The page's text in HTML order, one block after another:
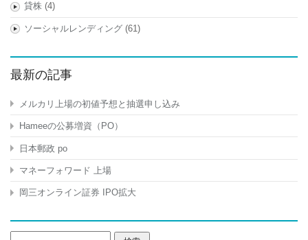
貸株(4)
ソーシャルレンディング(61)
最新の記事
メルカリ上場の初値予想と抽選申し込み
Hameeの公募増資（PO）
日本郵政 po
マネーフォワード 上場
岡三オンライン証券 IPO拡大